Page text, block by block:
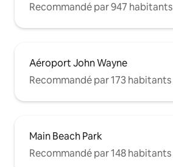
Recommandé par 947 habitants
Aéroport John Wayne
Recommandé par 173 habitants
Main Beach Park
Recommandé par 148 habitants